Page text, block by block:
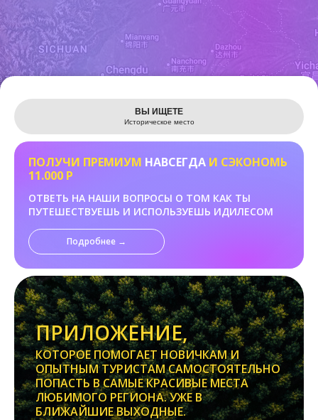
Leaflet
ВЫ ИЩЕТЕ
Историческое место
ПОЛУЧИ ПРЕМИУМ НАВСЕГДА И СЭКОНОМЬ
11.000 Р
ОТВЕТЬ НА НАШИ ВОПРОСЫ О ТОМ КАК ТЫ
ПУТЕШЕСТВУЕШЬ И ИСПОЛЬЗУЕШЬ ИДИЛЕСОМ
Подробнее →
ПРИЛОЖЕНИЕ,
КОТОРОЕ ПОМОГАЕТ НОВИЧКАМ И
ОПЫТНЫМ ТУРИСТАМ САМОСТОЯТЕЛЬНО
ПОПАСТЬ В САМЫЕ КРАСИВЫЕ МЕСТА
ЛЮБИМОГО РЕГИОНА. УЖЕ В
БЛИЖАЙШИЕ ВЫХОДНЫЕ.